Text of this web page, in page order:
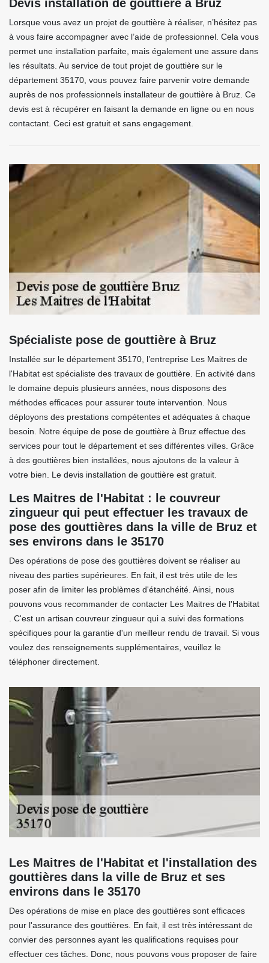
Devis installation de gouttière à Bruz
Lorsque vous avez un projet de gouttière à réaliser, n’hésitez pas
à vous faire accompagner avec l’aide de professionnel. Cela vous
permet une installation parfaite, mais également une assure dans
les résultats. Au service de tout projet de gouttière sur le
département 35170, vous pouvez faire parvenir votre demande
auprès de nos professionnels installateur de gouttière à Bruz. Ce
devis est à récupérer en faisant la demande en ligne ou en nous
contactant. Ceci est gratuit et sans engagement.
Spécialiste pose de gouttière à Bruz
Installée sur le département 35170, l’entreprise Les Maitres de
l'Habitat est spécialiste des travaux de gouttière. En activité dans
le domaine depuis plusieurs années, nous disposons des
méthodes efficaces pour assurer toute intervention. Nous
déployons des prestations compétentes et adéquates à chaque
besoin. Notre équipe de pose de gouttière à Bruz effectue des
services pour tout le département et ses différentes villes. Grâce
à des gouttières bien installées, nous ajoutons de la valeur à
votre bien. Le devis installation de gouttière est gratuit.
Les Maitres de l'Habitat : le couvreur
zingueur qui peut effectuer les travaux de
pose des gouttières dans la ville de Bruz et
ses environs dans le 35170
Des opérations de pose des gouttières doivent se réaliser au
niveau des parties supérieures. En fait, il est très utile de les
poser afin de limiter les problèmes d'étanchéité. Ainsi, nous
pouvons vous recommander de contacter Les Maitres de l'Habitat
. C'est un artisan couvreur zingueur qui a suivi des formations
spécifiques pour la garantie d'un meilleur rendu de travail. Si vous
voulez des renseignements supplémentaires, veuillez le
téléphoner directement.
Les Maitres de l'Habitat et l'installation des
gouttières dans la ville de Bruz et ses
environs dans le 35170
Des opérations de mise en place des gouttières sont efficaces
pour l'assurance des gouttières. En fait, il est très intéressant de
convier des personnes ayant les qualifications requises pour
effectuer ces tâches. Donc, nous pouvons vous proposer de faire